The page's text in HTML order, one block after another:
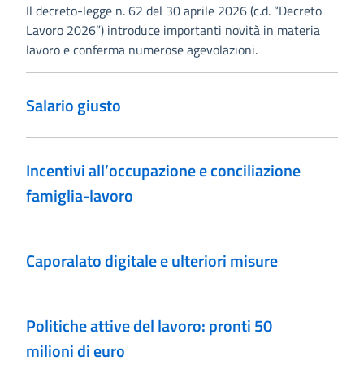
Il decreto-legge n. 62 del 30 aprile 2026 (c.d. “Decreto
Lavoro 2026”) introduce importanti novità in materia
lavoro e conferma numerose agevolazioni.
Salario giusto
Incentivi all’occupazione e conciliazione
famiglia-lavoro
Caporalato digitale e ulteriori misure
Politiche attive del lavoro: pronti 50
milioni di euro